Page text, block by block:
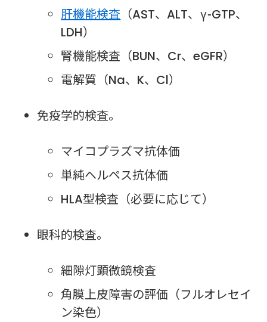
肝機能検査 （AST、ALT、γ-GTP、
LDH）
腎機能検査（BUN、Cr、eGFR）
電解質（Na、K、Cl）
免疫学的検査。
マイコプラズマ抗体価
単純ヘルペス抗体価
HLA型検査（必要に応じて）
眼科的検査。
細隙灯顕微鏡検査
角膜上皮障害の評価（フルオレセイ
ン染色）